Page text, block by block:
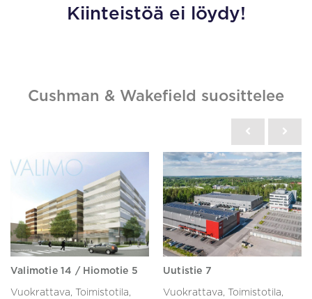
Kiinteistöä ei löydy!
Cushman & Wakefield suosittelee
Valimotie 14 / Hiomotie 5
Vuokrattava, Toimistotila,
Uutistie 7
Vuokrattava, Toimistotila,